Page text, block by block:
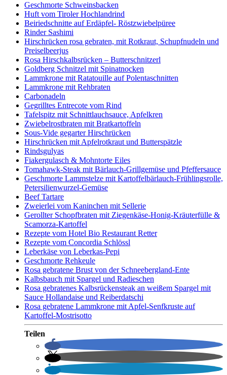
Geschmorte Schweinsbacken
Huft vom Tiroler Hochlandrind
Beiriedschnitte auf Erdäpfel- Röstzwiebelpüree
Rinder Sashimi
Hirschrücken rosa gebraten, mit Rotkraut, Schupfnudeln und
Preiselbeerjus
Rosa Hirschkalbsrücken – Butterschnitzerl
Goldberg Schnitzel mit Spinatnocken
Lammkrone mit Ratatouille auf Polentaschnitten
Lammkrone mit Rehbraten
Carbonadeln
Gegrilltes Entrecote vom Rind
Tafelspitz mit Schnittlauchsauce, Apfelkren
Zwiebelrostbraten mit Bratkartoffeln
Sous-Vide gegarter Hirschrücken
Hirschrücken mit Apfelrotkraut und Butterspätzle
Rindsgulyas
Fiakergulasch & Mohntorte Eiles
Tomahawk-Steak mit Bärlauch-Grillgemüse und Pfeffersauce
Geschmorte Lammstelze mit Kartoffelbärlauch-Frühlingsrolle,
Petersilienwurzel-Gemüse
Beef Tartare
Zweierlei vom Kaninchen mit Sellerie
Gerollter Schopfbraten mit Ziegenkäse-Honig-Kräuterfülle &
Scamorza-Kartoffel
Rezepte vom Hotel Bio Restaurant Retter
Rezepte vom Concordia Schlössl
Leberkäse von Leberkas-Pepi
Geschmorte Rehkeule
Rosa gebratene Brust von der Schneebergland-Ente
Kalbsbauch mit Spargel und Radieschen
Rosa gebratenes Kalbsrückensteak an weißem Spargel mit
Sauce Hollandaise und Reiberdatschi
Rosa gebratene Lammkrone mit Apfel-Senfkruste auf
Kartoffel-Mostrisotto
Teilen